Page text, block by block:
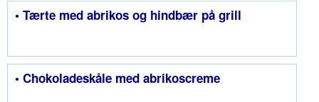
• Tærte med abrikos og hindbær på grill
• Chokoladeskåle med abrikoscreme